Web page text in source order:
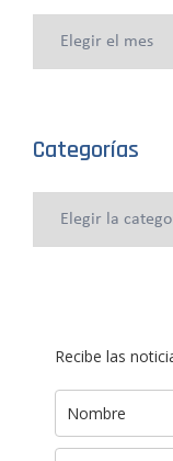
Categorías
Recibe las